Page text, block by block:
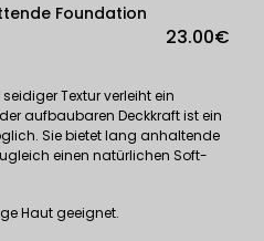
Foundation
23.00€
Textur verleiht ein
aufbaubaren Deckkraft ist ein
Sie bietet lang anhaltende
einen natürlichen Soft-
Haut geeignet.